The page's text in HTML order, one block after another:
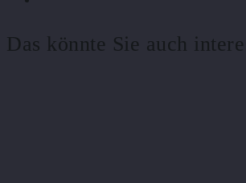
Das könnte Sie auch